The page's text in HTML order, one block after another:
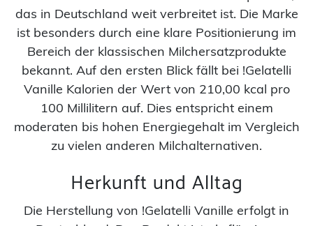
das in Deutschland weit verbreitet ist. Die Marke
ist besonders durch eine klare Positionierung im
Bereich der klassischen Milchersatzprodukte
bekannt. Auf den ersten Blick fällt bei !Gelatelli
Vanille Kalorien der Wert von 210,00 kcal pro
100 Millilitern auf. Dies entspricht einem
moderaten bis hohen Energiegehalt im Vergleich
zu vielen anderen Milchalternativen.
Herkunft und Alltag
Die Herstellung von !Gelatelli Vanille erfolgt in